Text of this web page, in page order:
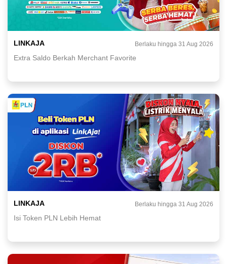
LINKAJA Berlaku hingga 31 Aug 2026
Extra Saldo Berkah Merchant Favorite
LINKAJA Berlaku hingga 31 Aug 2026
Isi Token PLN Lebih Hemat